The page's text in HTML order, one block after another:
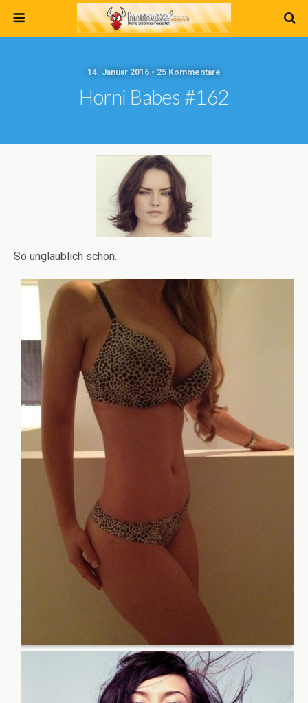
14. Januar 2016 • 25 Kommentare
Horni Babes #162
So unglaublich schön.